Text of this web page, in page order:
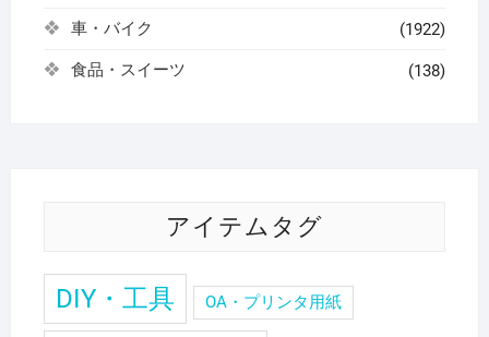
車・バイク (1922)
食品・スイーツ (138)
アイテムタグ
DIY・工具 OA・プリンタ用紙